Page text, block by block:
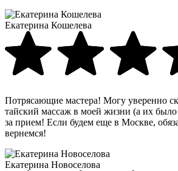
Екатерина Кошелева
Потрясающие мастера! Могу уверенно
тайский массаж в моей жизни (а их
за прием! Если будем еще в Москве,
вернемся!
Екатерина Новоселова